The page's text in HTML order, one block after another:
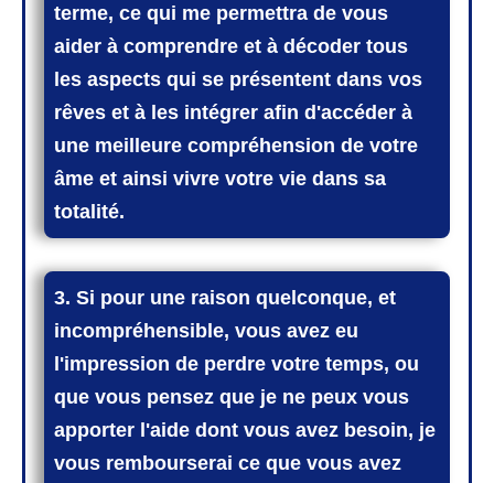
terme, ce qui me permettra de vous
aider à comprendre et à décoder tous
les aspects qui se présentent dans vos
rêves et à les intégrer afin d'accéder à
une meilleure compréhension de votre
âme et ainsi vivre votre vie dans sa
totalité.
3. Si pour une raison quelconque, et
incompréhensible, vous avez eu
l'impression de perdre votre temps, ou
que vous pensez que je ne peux vous
apporter l'aide dont vous avez besoin, je
vous rembourserai ce que vous avez